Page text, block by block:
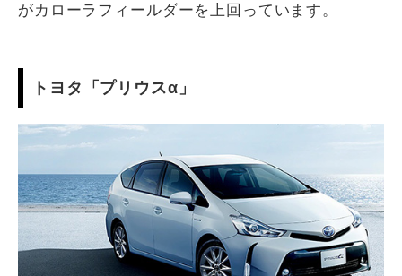
がカローラフィールダーを上回っています。
トヨタ「プリウスα」